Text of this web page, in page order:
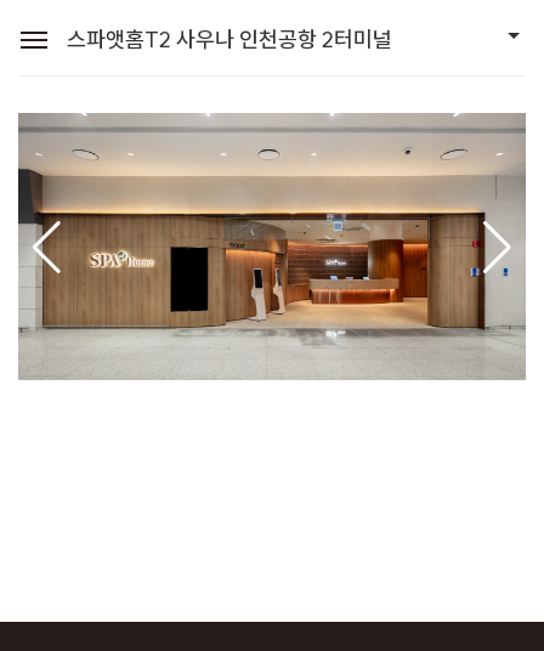
스파앳홈T2 사우나 인천공항 2터미널
세안호텔그룹 로그인
스파앳홈T2 사우나 인천공항 2터미널
시설안내
이용안내